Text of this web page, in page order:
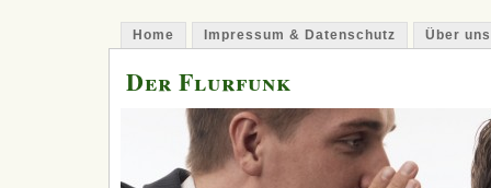
Home Impressum & Datenschutz Über uns
Der Flurfunk